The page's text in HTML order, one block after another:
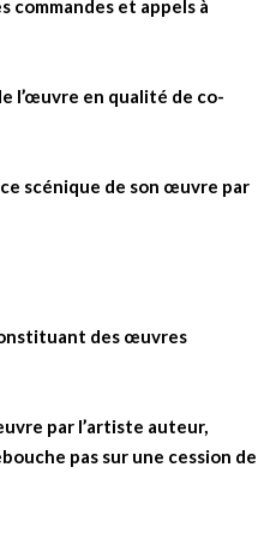
commandes et appels à
l’œuvre en qualité de co-
scénique de son œuvre par
des œuvres
par l’artiste auteur,
pas sur une cession de